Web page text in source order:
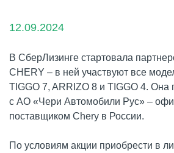
12.09.2024
В СберЛизинге стартовала
CHERY – в ней участвуют все
TIGGO 7, ARRIZO 8 и TIGGO 4. Она
с АО «Чери Автомобили Рус» –
поставщиком Chery в России.
По условиям акции приобрести в